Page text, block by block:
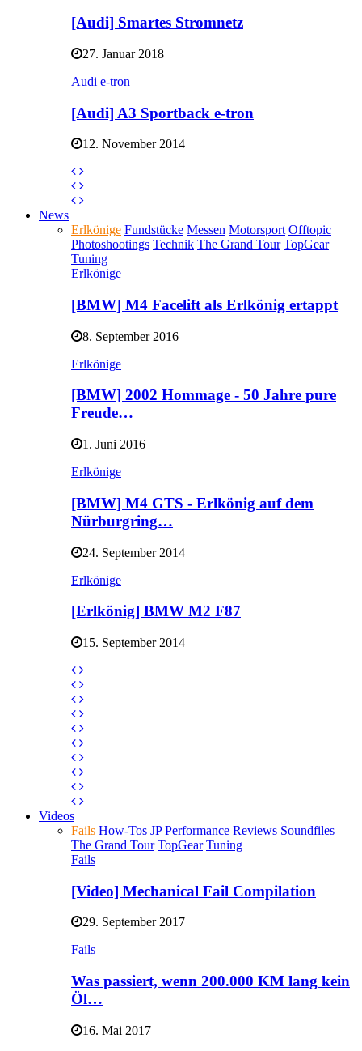
[Audi] Smartes Stromnetz
27. Januar 2018
Audi e-tron
[Audi] A3 Sportback e-tron
12. November 2014
News
Erlkönige Fundstücke Messen Motorsport Offtopic
Photoshootings Technik The Grand Tour TopGear
Tuning
Erlkönige
[BMW] M4 Facelift als Erlkönig ertappt
8. September 2016
Erlkönige
[BMW] 2002 Hommage - 50 Jahre pure
Freude…
1. Juni 2016
Erlkönige
[BMW] M4 GTS - Erlkönig auf dem
Nürburgring…
24. September 2014
Erlkönige
[Erlkönig] BMW M2 F87
15. September 2014
Videos
Fails How-Tos JP Performance Reviews Soundfiles
The Grand Tour TopGear Tuning
Fails
[Video] Mechanical Fail Compilation
29. September 2017
Fails
Was passiert, wenn 200.000 KM lang kein
Öl…
16. Mai 2017